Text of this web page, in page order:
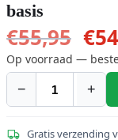
basis
€55,95 €
Op voorraad —
−
OMNILUX
DX-
+
Gratis verzending